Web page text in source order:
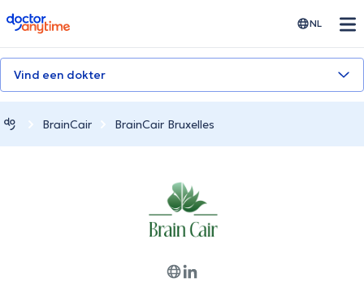
doctoranytime NL
Vind een dokter
BrainCair BrainCair Bruxelles